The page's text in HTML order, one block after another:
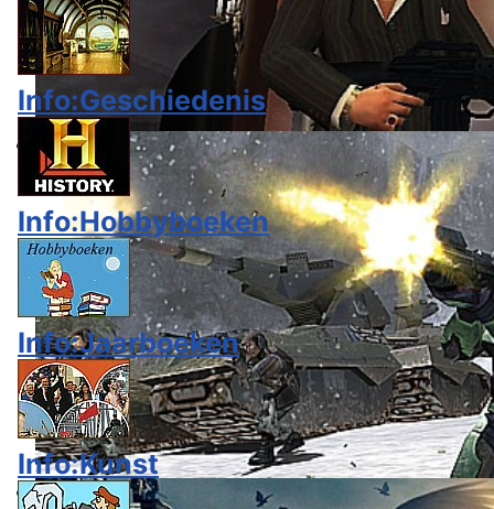
Info:Geschiedenis
Info:Hobbyboeken
Info:Jaarboeken
Info:Kunst